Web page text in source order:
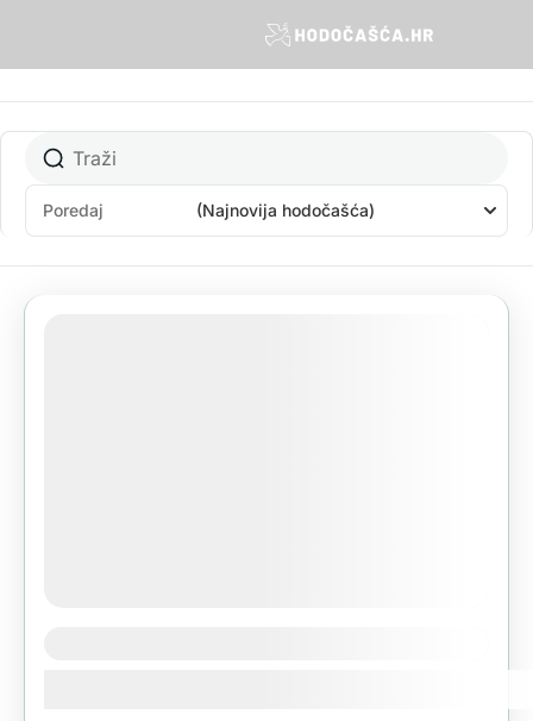
Poredaj (Najnovija hodočašća)